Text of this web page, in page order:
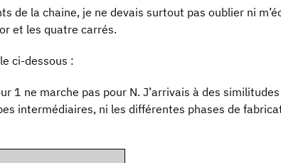
de la chaine, je ne devais surtout pas oublier ni
et les quatre carrés.
ci-dessous :
1 ne marche pas pour N. J’arrivais à des
intermédiaires, ni les différentes phases de